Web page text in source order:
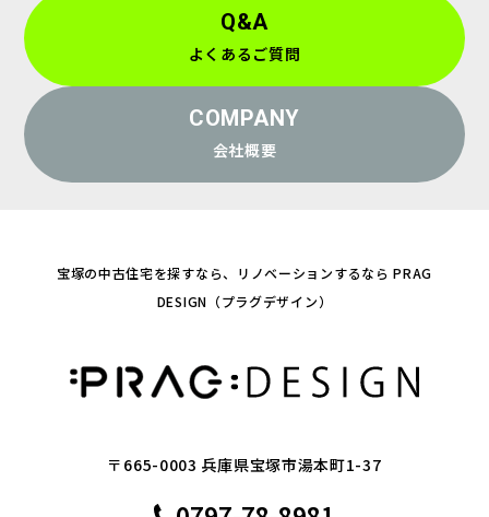
Q&A
よくあるご質問
COMPANY
会社概要
宝塚の中古住宅を探すなら、リノベーションするなら PRAG
DESIGN（プラグデザイン）
〒665-0003 兵庫県宝塚市湯本町1-37